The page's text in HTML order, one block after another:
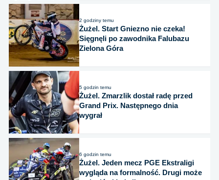
2 godziny temu
Żużel. Start Gniezno nie czeka!
Sięgnęli po zawodnika Falubazu
Zielona Góra
5 godzin temu
Żużel. Zmarzlik dostał radę przed
Grand Prix. Następnego dnia
wygrał
6 godzin temu
Żużel. Jeden mecz PGE Ekstraligi
wygląda na formalność. Drugi może